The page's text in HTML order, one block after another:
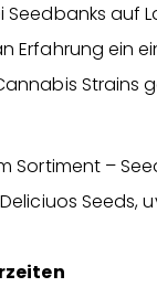
Seedbanks auf
Erfahrung ein
Strains
Sortiment –
Seeds,